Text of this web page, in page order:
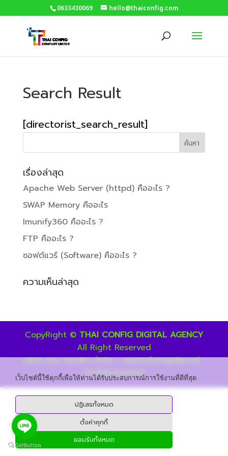
0633430069 hello@thaiconfig.com
Search Result
[directorist_search_result]
เรื่องล่าสุด
Apache Web Server (httpd) คืออะไร ?
SWAP Memory คืออะไร
Imunify360 คืออะไร ?
FTP คืออะไร ?
ซอฟต์แวร์ (Software) คืออะไร ?
ความเห็นล่าสุด
CopyRight © THAI CONFIG DIGITAL AGENCY
All Right Reserved
บริษัท ไทย คอนฟิก จำกัด - เลขประจำตัวผู้เสียภาษี :
0105564016831
เว็บไซต์นี้ใช้คุกกี้เพื่อให้ท่านได้รับประสบการณ์การใช้งานที่ดีที่สุด
ปฏิเสธทั้งหมด
ตั้งค่าคุกกี้
ยอมรับทั้งหมด